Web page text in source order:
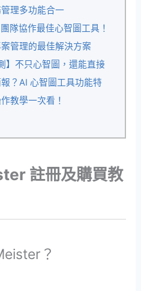
理多功能合一
隊協作最佳心智圖工具！
管理的最佳解決方案
】不只心智圖，還能直接
？AI 心智圖工具功能特
教學一次看！
註冊及購買教
？